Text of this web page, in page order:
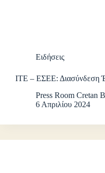
Ειδήσεις
ΙΤΕ – ΕΣΕΕ: Διασύνδεση
Press Room Cretan
6 Απριλίου 2024